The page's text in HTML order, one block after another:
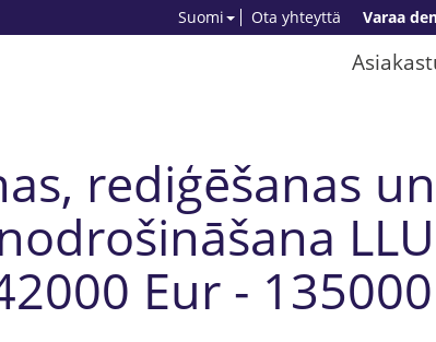
Varaa
Ota yhteyttä
Suomi
rediģēšanas un
LLU
Eur -